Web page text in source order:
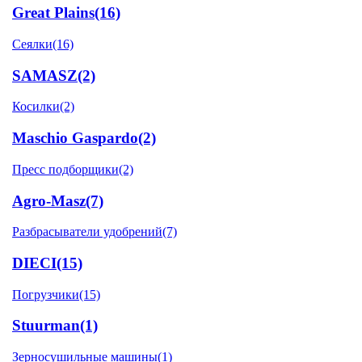
Great Plains(16)
Сеялки(16)
SAMASZ(2)
Косилки(2)
Maschio Gaspardo(2)
Пресс подборщики(2)
Agro-Masz(7)
Разбрасыватели удобрений(7)
DIECI(15)
Погрузчики(15)
Stuurman(1)
Зерносушильные машины(1)